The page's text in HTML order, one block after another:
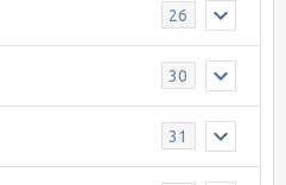
26
30
31